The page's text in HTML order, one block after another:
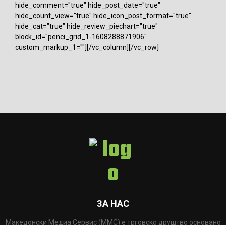
hide_comment="true" hide_post_date="true"
hide_count_view="true" hide_icon_post_format="true"
hide_cat="true" hide_review_piechart="true"
block_id="penci_grid_1-1608288871906"
custom_markup_1=""][/vc_column][/vc_row]
ЗА НАС
Македонски Медиа Сервис (ММС) е трговско друштво основано